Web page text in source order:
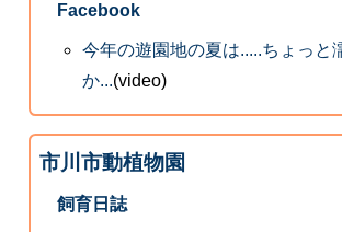
Facebook
今年の遊園地の夏は.....ちょっと
か...(video)
市川市動植物園
飼育日誌